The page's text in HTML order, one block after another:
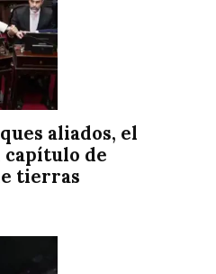
aliados, el
de
tierras